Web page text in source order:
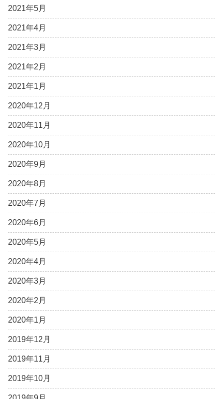
2021年5月
2021年4月
2021年3月
2021年2月
2021年1月
2020年12月
2020年11月
2020年10月
2020年9月
2020年8月
2020年7月
2020年6月
2020年5月
2020年4月
2020年3月
2020年2月
2020年1月
2019年12月
2019年11月
2019年10月